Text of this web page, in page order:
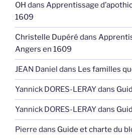
OH dans Apprentissage
1609
Christelle Dupéré dans
Angers en 1609
JEAN Daniel dans Les familles
Yannick DORES-LERAYdans
Yannick DORES-LERAYdans
Pierre dans Guide et charte du